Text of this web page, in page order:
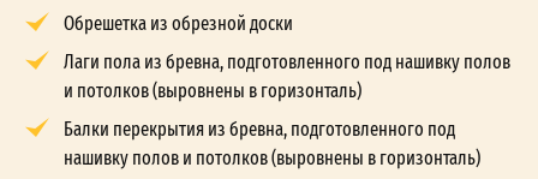
Обрешетка из обрезной доски
Лаги пола из бревна, подготовленного под нашивку полов
и потолков (выровнены в горизонталь)
Балки перекрытия из бревна, подготовленного под
нашивку полов и потолков (выровнены в горизонталь)